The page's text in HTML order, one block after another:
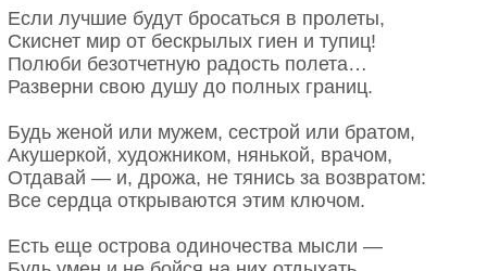
Если лучшие будут бросаться в пролеты,
Скиснет мир от бескрылых гиен и тупиц!
Полюби безотчетную радость полета…
Разверни свою душу до полных границ.
Будь женой или мужем, сестрой или братом,
Акушеркой, художником, нянькой, врачом,
Отдавай — и, дрожа, не тянись за возвратом:
Все сердца открываются этим ключом.
Есть еще острова одиночества мысли —